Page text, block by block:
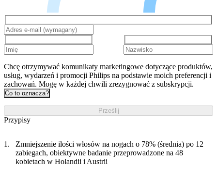
Chcę otrzymywać komunikaty marketingowe dotyczące produktów,
usług, wydarzeń i promocji Philips na podstawie moich preferencji i
zachowań. Mogę w każdej chwili zrezygnować z subskrypcji.
Co to oznacza?
Prześlij
Przypisy
Zmniejszenie ilości włosów na nogach o 78% (średnia) po 12
zabiegach, obiektywne badanie przeprowadzone na 48
kobietach w Holandii i Austrii